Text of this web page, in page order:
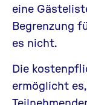
eine
Begrenzung
es nicht.
Die
ermöglicht